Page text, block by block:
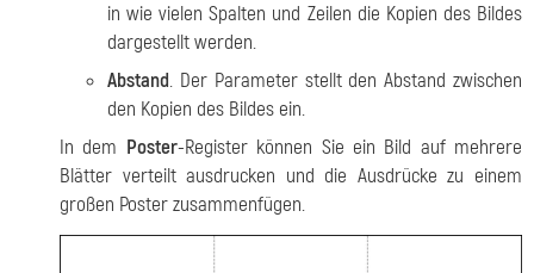
in wie vielen Spalten und Zeilen die Kopien des Bildes
dargestellt werden.
Abstand. Der Parameter stellt den Abstand zwischen
den Kopien des Bildes ein.
In dem Poster-Register können Sie ein Bild auf mehrere
Blätter verteilt ausdrucken und die Ausdrücke zu einem
großen Poster zusammenfügen.